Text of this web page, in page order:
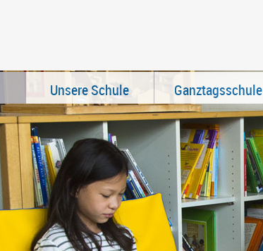
Unsere Schule Ganztagsschule